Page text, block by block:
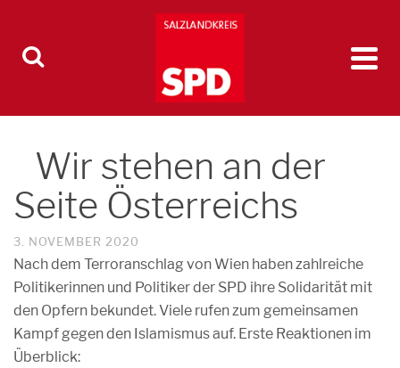
Wir stehen an der
Seite Österreichs
3. NOVEMBER 2020
Nach dem Terroranschlag von Wien haben zahlreiche
Politikerinnen und Politiker der SPD ihre Solidarität mit
den Opfern bekundet. Viele rufen zum gemeinsamen
Kampf gegen den Islamismus auf. Erste Reaktionen im
Überblick: